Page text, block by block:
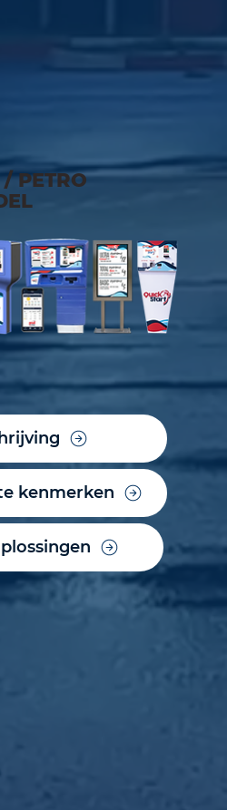
PETRO
kenmerken